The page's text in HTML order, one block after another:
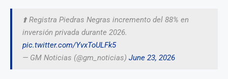
⬆️ Registra Piedras Negras incremento del 88% en
inversión privada durante 2026.
pic.twitter.com/YvxToULFk5
— GM Noticias (@gm_noticias) June 23, 2026